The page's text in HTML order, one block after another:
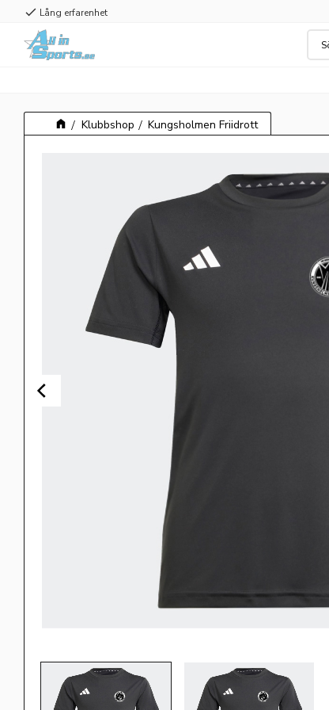
check Lång erfarenhet
Klubbshop Kungsholmen Friidrott